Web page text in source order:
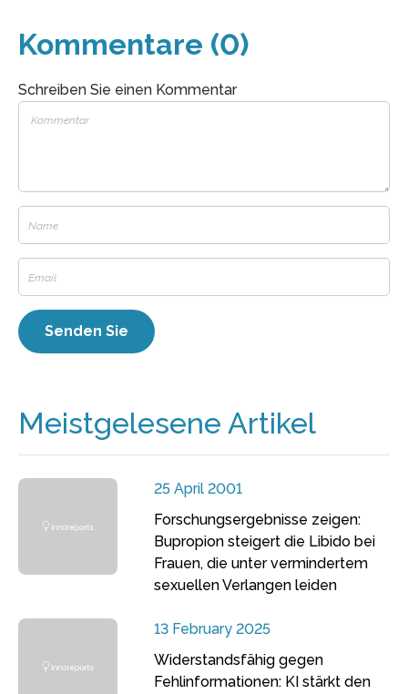
Kommentare (0)
Schreiben Sie einen Kommentar
Meistgelesene Artikel
25 April 2001
Forschungsergebnisse zeigen:
Bupropion steigert die Libido bei
Frauen, die unter vermindertem
sexuellen Verlangen leiden
13 February 2025
Widerstandsfähig gegen
Fehlinformationen: KI stärkt den